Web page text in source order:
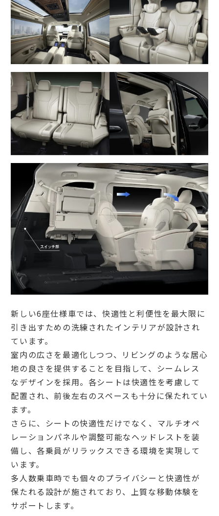
新しい6座仕様車では、快適性と利便性を最大限に
引き出すための洗練されたインテリアが設計され
ています。
室内の広さを最適化しつつ、リビングのような居心
地の良さを提供することを目指して、シームレス
なデザインを採用。各シートは快適性を考慮して
配置され、前後左右のスペースも十分に保たれてい
ます。
さらに、シートの快適性だけでなく、マルチオペ
レーションパネルや調整可能なヘッドレストを装
備し、各乗員がリラックスできる環境を実現して
います。
多人数乗車時でも個々のプライバシーと快適性が
保たれる設計が施されており、上質な移動体験を
サポートします。